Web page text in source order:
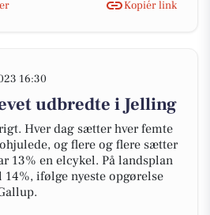
Kopiér link
16:30
udbredte i Jelling
Hver dag sætter hver femte
og flere og flere sætter
13% en elcykel. På landsplan
ifølge nyeste opgørelse